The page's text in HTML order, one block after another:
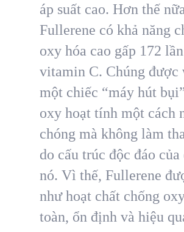
áp suất cao. Hơn thế
Fullerene có khả năng
oxy hóa cao gấp 172
vitamin C. Chúng được
một chiếc “máy hút
oxy hoạt tính một cách
chóng mà không làm
do cấu trúc độc đáo
nó. Vì thế, Fullerene
như hoạt chất chống
toàn, ổn định và hiệu